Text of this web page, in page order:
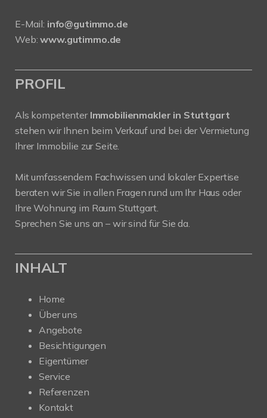
E-Mail: info@gutimmo.de
Web:www.gutimmo.de
PROFIL
Als kompetenter Immobilienmakler in Stuttgart
stehen wir Ihnen beim Verkauf und bei der Vermietung
Ihrer Immobilie zur Seite.
Mit umfassendem Fachwissen und lokaler Expertise
beraten wir Sie in allen Fragen rund um Ihr Haus oder
Ihre Wohnung im Raum Stuttgart.
Sprechen Sie uns an – wir sind für Sie da.
INHALT
Home
Über uns
Angebote
Besichtigungen
Eigentümer
Service
Referenzen
Kontakt